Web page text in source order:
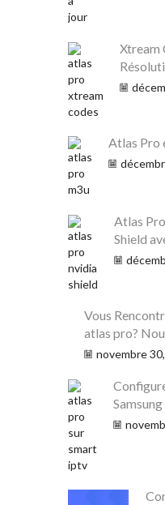
Xtream
Atlas Pro
Atlas
Shield
Vous
atlas pro?
novembre
Samsung